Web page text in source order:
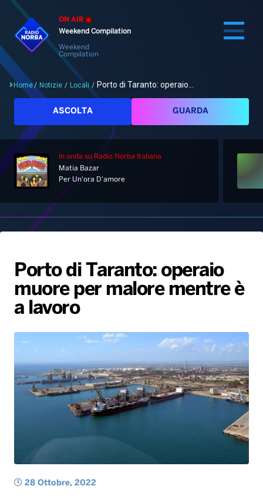
ON AIR
Weekend Compilation
Weekend
Compilation
Cerca
Home
Palinsesto
Hit Dance
Giochi&Concorsi
PALATOUR
Notizie
Locali
Musica e Spettacolo
Sport
Radio Norba Consiglia
Leggerissime
Playlist
Generale
Notiziario
Interviste
Oroscopo
Speciale Astrabilia 2026
Gallery
Radio Norba News TV
Voce al Bari
Battiti Live 2026
Gallery
Home/ Notizie / Locali / Porto di Taranto: operaio...
ASCOLTA GUARDA
In onda su Radio Norba Italiana
Matia Bazar
Per Un'ora D'amore
Porto di Taranto: operaio
muore per malore mentre è
a lavoro
28 Ottobre, 2022